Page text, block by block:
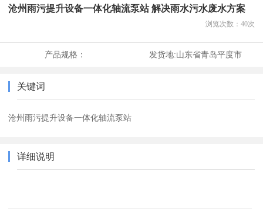
沧州雨污提升设备一体化轴流泵站 解决雨水污水废水方案
浏览次数： 40次
产品规格： 发货地:山东省青岛平度市
关键词
沧州雨污提升设备一体化轴流泵站
详细说明